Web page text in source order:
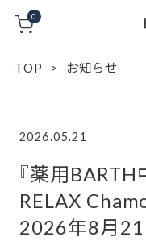
0
TOP お知らせ
2026.05.21
『薬用
RELAX
2026年8月21